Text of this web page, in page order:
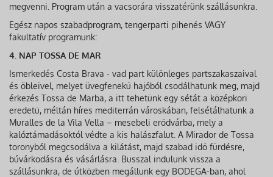
megvenni. Program után a vacsorára visszatérünk szállásunkra.
Egész napos szabadprogram, tengerparti pihenés VAGY
fakultatív programunk:
4. NAP TOSSA DE MAR
Ismerkedés Costa Brava - vad part különleges partszakaszaival
és öbleivel, melyet üvegfenekű hajóból csodálhatunk meg, majd
érkezés Tossa de Marba, a itt tehetünk egy sétát a középkori
eredetű, méltán híres mediterrán városkában, felsétálhatunk a
Muralles de la Vila Vella – mesebeli erődvárba, mely a
kalóztámadásoktól védte a kis halászfalut. A Mirador de Tossa
toronyból megcsodálva a kilátást, majd szabad idő fürdésre,
búvárkodásra és vásárlásra. Busszal indulunk vissza a
szállásunkra, de útközben megállunk egy BODEGA-ban, ahol